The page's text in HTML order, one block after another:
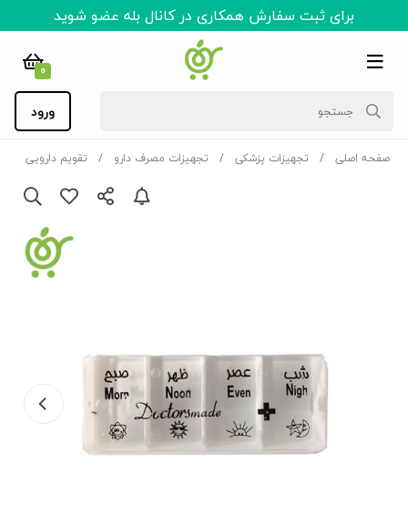
برای ثبت سفارش همکاری در کانال بله عضو شوید
0
ورود
صفحه اصلی تجهیزات پزشکی تجهیزات مصرف دارو تقویم دارویی